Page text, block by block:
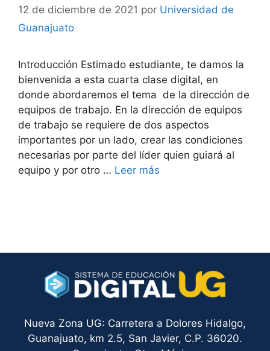
12 de diciembre de 2021 por Universidad de
Guanajuato
Introducción Estimado estudiante, te damos la
bienvenida a esta cuarta clase digital, en
donde abordaremos el tema de la dirección de
equipos de trabajo. En la dirección de equipos
de trabajo se requiere de dos aspectos
importantes por un lado, crear las condiciones
necesarias por parte del líder quien guiará al
equipo y por otro … Leer más
Nueva Zona UG: Carretera a Dolores Hidalgo,
Guanajuato, km 2.5, San Javier, C.P. 36020.